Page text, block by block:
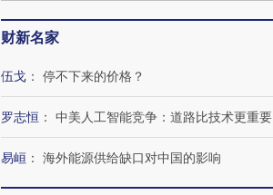
财新名家
伍戈 ： 停不下来的价格？
罗志恒 ： 中美人工智能竞争：道路比技术更重要
易峘 ： 海外能源供给缺口对中国的影响